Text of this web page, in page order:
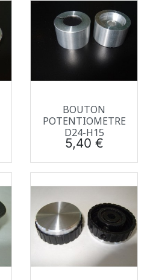
BOUTON
POTENTIOMETRE
D24-H15
Prix
5,40 €